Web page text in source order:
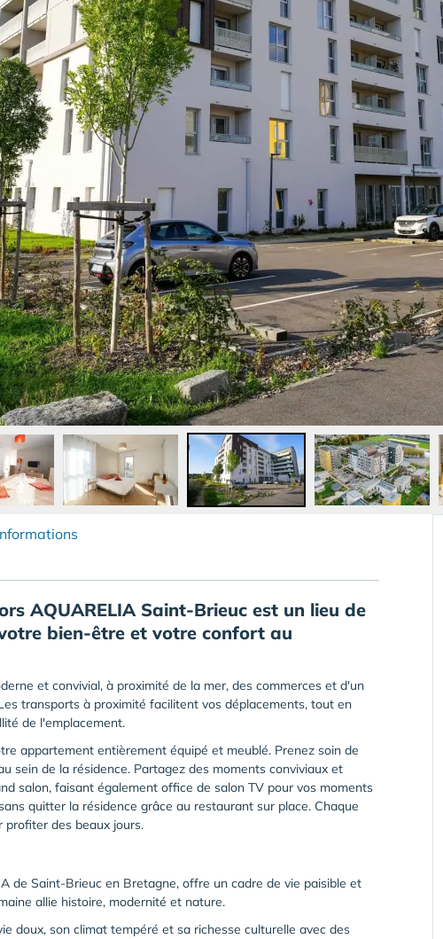
AQUARELIA Saint-Brieuc est un lieu de
bien-être et votre confort au
et convivial, à proximité de la mer, des commerces et d'un
transports à proximité facilitent vos déplacements, tout en
de l'emplacement.
appartement entièrement équipé et meublé. Prenez soin de
sein de la résidence. Partagez des moments conviviaux et
salon, faisant également office de salon TV pour vos moments
quitter la résidence grâce au restaurant sur place. Chaque
des beaux jours.
de Saint-Brieuc en Bretagne, offre un cadre de vie paisible et
allie histoire, modernité et nature.
doux, son climat tempéré et sa richesse culturelle avec des